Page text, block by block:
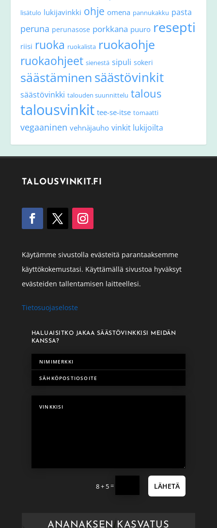
lisätulo lukijavinkki ohje omena pannukakku pasta
peruna perunasose porkkana puuro resepti
riisi ruoka ruokalista ruokaohje
ruokaohjeet sienestä sipuli sokeri
säästäminen säästövinkit
säästövinkki talouden suunnittelu talous
talousvinkit tee-se-itse tomaatti
vegaaninen vehnäjauho vinkit lukijoilta
TALOUSVINKIT.FI
Käytämme sivustolla evästeitä parantaaksemme
käyttökokemustasi. Käyttämällä sivustoa hyväksyt
evästeiden tallentamisen laitteellesi.
Tietosuojaseloste
HALUAISITKO JAKAA SÄÄSTÖVINKKISI MEIDÄN
KANSSA?
8 + 5= LÄHETÄ
ANANAKSEN KASVATUS